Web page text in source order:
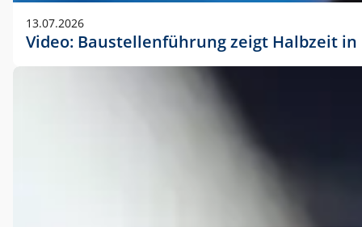
13.07.2026
Video: Baustellenführung zeigt Halbzeit